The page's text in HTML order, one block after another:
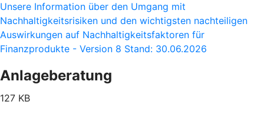
Unsere Information über den Umgang mit
Nachhaltigkeitsrisiken und den wichtigsten nachteiligen
Auswirkungen auf Nachhaltigkeitsfaktoren für
Finanzprodukte - Version 8 Stand: 30.06.2026
Anlageberatung
127 KB